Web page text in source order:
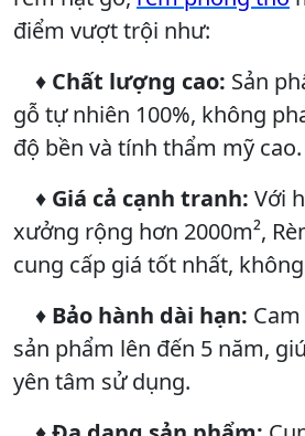
điểm vượt trội như:
♦ Chất lượng cao: Sản
gỗ tự nhiên 100%, không
độ bền và tính thẩm mỹ cao.
♦ Giá cả cạnh tranh: Với
xưởng rộng hơn 2000m²,
cung cấp giá tốt nhất,
♦ Bảo hành dài hạn:
sản phẩm lên đến 5 năm,
yên tâm sử dụng.